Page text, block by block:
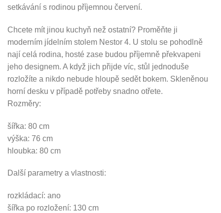
setkávání s rodinou příjemnou červení.
Chcete mít jinou kuchyň než ostatní? Proměňte ji
moderním jídelním stolem Nestor 4. U stolu se pohodlně
nají celá rodina, hosté zase budou příjemně překvapeni
jeho designem. A když jich přijde víc, stůl jednoduše
rozložíte a nikdo nebude hloupě sedět bokem. Skleněnou
horní desku v případě potřeby snadno otřete.
Rozměry:
šířka: 80 cm
výška: 76 cm
hloubka: 80 cm
Další parametry a vlastnosti:
rozkládací: ano
šířka po rozložení: 130 cm